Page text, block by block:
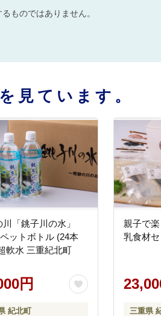
ものではありません。
見ています。
川「銚子川の水」
ットボトル (24本
軟水 三重紀北町
円
紀北町
親子で
乳食材セ
三重県